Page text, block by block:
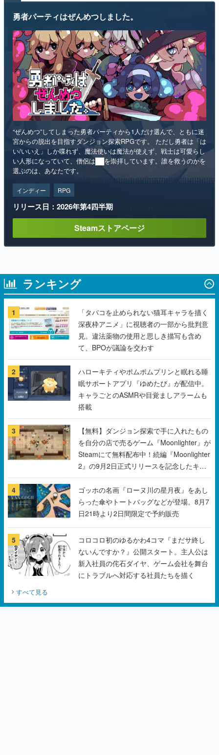
勇者パーティはぜんめつしました。
“ぜんめつ”してしまった勇者パーティから1人だけ選んで、ともに迷
宮からの脱出を目指すダンジョン探索RPGです。 ただし勇者は「は
い/いいえ」しか喋れず、魔法使いは魔法が使えず、戦士は可愛らし
い人形になっていて、僧侶は██を崇拝しています。誰を救うのかを
選ぶのは、あなたです。
インディー RPG
リリース日：2026年第4四半期
Steamストアページ
ランキング
1
「タバコを止められない猫耳キャラを描く
深夜枠アニメ」に視聴者の一部から批判意
見。違法薬物の使用と思しき描写も含め
て、BPOが議論を交わす
2
ハローキティやポムポムプリンと眠れる睡
眠サポートアプリ『ゆめたび』が配信中。
キャラごとのASMRや目覚ましアラームも
搭載
3
【無料】ダンジョン探索で手に入れたもの
を自分の店で売るゲーム『Moonlighter』が
Steamにて無料配布中！続編『Moonlighter
2』の9月2日正式リリースを記念したキャ
ンペーン
4
ゴッホの名画『ローヌ川の星月夜』をあし
らった傘やトートバッグなどが登場。8月7
日21時より2日間限定で予約販売
5
コロコロ初のゆるかわ4コマ『まだサ終し
ないんですか？』公開スタート。主人公は
新入社員の侘石ダイヤ、ゲーム会社を舞台
にトラブルへ対応する社員たちを描く
すべて見る